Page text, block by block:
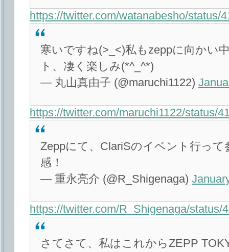
https://twitter.com/watanabesho/status/
寒いですね(>_<)私もzeppに向かい
ト、凄く楽しみ(*^_^*)
— 丸山真由子 (@maruchi1122)
https://twitter.com/maruchi1122/status/
Zeppにて、ClariSのイベント行っ
感！
— 重永亮介 (@R_Shigenaga)
https://twitter.com/R_Shigenaga/status/
さてさて、私はこれからZEPP